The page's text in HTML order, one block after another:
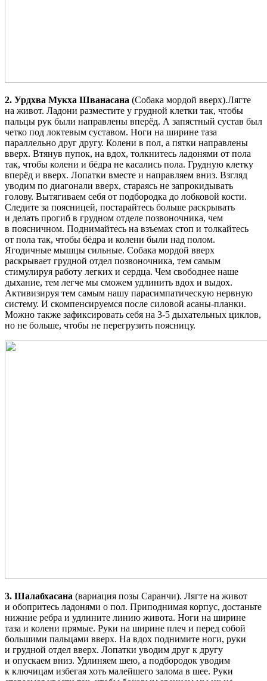
2. Урдхва Мукха Шванасана (Собака мордой вверх).Лягте
на живот. Ладони разместите у грудной клетки так, чтобы
пальцы рук были направлены вперёд. А запястный сустав был
четко под локтевым суставом. Ноги на ширине таза
параллельно друг другу. Колени в пол, а пятки направлены
вверх. Втянув пупок, на вдох, толкнитесь ладонями от пола
так, чтобы колени и бёдра не касались пола. Грудную клетку
вперёд и вверх. Лопатки вместе и направляем вниз. Взгляд
уводим по диагонали вверх, стараясь не запрокидывать
голову. Вытягиваем себя от подбородка до лобковой кости.
Следите за поясницей, постарайтесь больше раскрывать
и делать прогиб в грудном отделе позвоночника, чем
в поясничном. Поднимайтесь на взъемах стоп и толкайтесь
от пола так, чтобы бёдра и колени были над полом.
Ягодичные мышцы сильные. Собака мордой вверх
раскрывает грудной отдел позвоночника, тем самым
стимулируя работу легких и сердца. Чем свободнее наше
дыхание, тем легче мы сможем удлинить вдох и выдох.
Активизируя тем самым нашу парасимпатическую нервную
систему. И скомпенсируемся после силовой асаны-планки.
Можно также зафиксировать себя на 3-5 дыхательных циклов,
но не больше, чтобы не перегрузить поясницу.
3. Шалабхасана (вариация позы Саранчи). Лягте на живот
и обопритесь ладонями о пол. Приподнимая корпус, достаньте
нижние ребра и удлините линию живота. Ноги на ширине
таза и колени прямые. Руки на ширине плеч и перед собой
большими пальцами вверх. На вдох поднимите ноги, руки
и грудной отдел вверх. Лопатки уводим друг к другу
и опускаем вниз. Удлиняем шею, а подбородок уводим
к ключицам избегая хоть малейшего залома в шее. Руки